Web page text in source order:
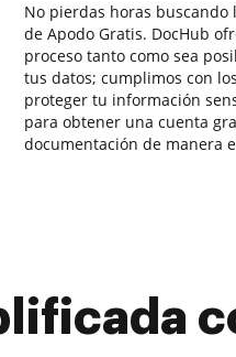
No pierdas horas
de Apodo Gratis. DocHub
proceso tanto como sea
tus datos; cumplimos con
proteger tu información
para obtener una cuenta
documentación de manera